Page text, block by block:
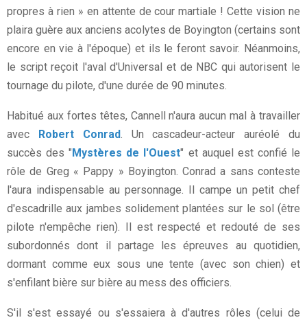
propres à rien » en attente de cour martiale ! Cette vision ne
plaira guère aux anciens acolytes de Boyington (certains sont
encore en vie à l'époque) et ils le feront savoir. Néanmoins,
le script reçoit l'aval d'Universal et de NBC qui autorisent le
tournage du pilote, d'une durée de 90 minutes.
Habitué aux fortes têtes, Cannell n'aura aucun mal à travailler
avec Robert Conrad. Un cascadeur-acteur auréolé du
succès des "Mystères de l'Ouest" et auquel est confié le
rôle de Greg « Pappy » Boyington. Conrad a sans conteste
l'aura indispensable au personnage. Il campe un petit chef
d'escadrille aux jambes solidement plantées sur le sol (être
pilote n'empêche rien). Il est respecté et redouté de ses
subordonnés dont il partage les épreuves au quotidien,
dormant comme eux sous une tente (avec son chien) et
s'enfilant bière sur bière au mess des officiers.
S'il s'est essayé ou s'essaiera à d'autres rôles (celui de